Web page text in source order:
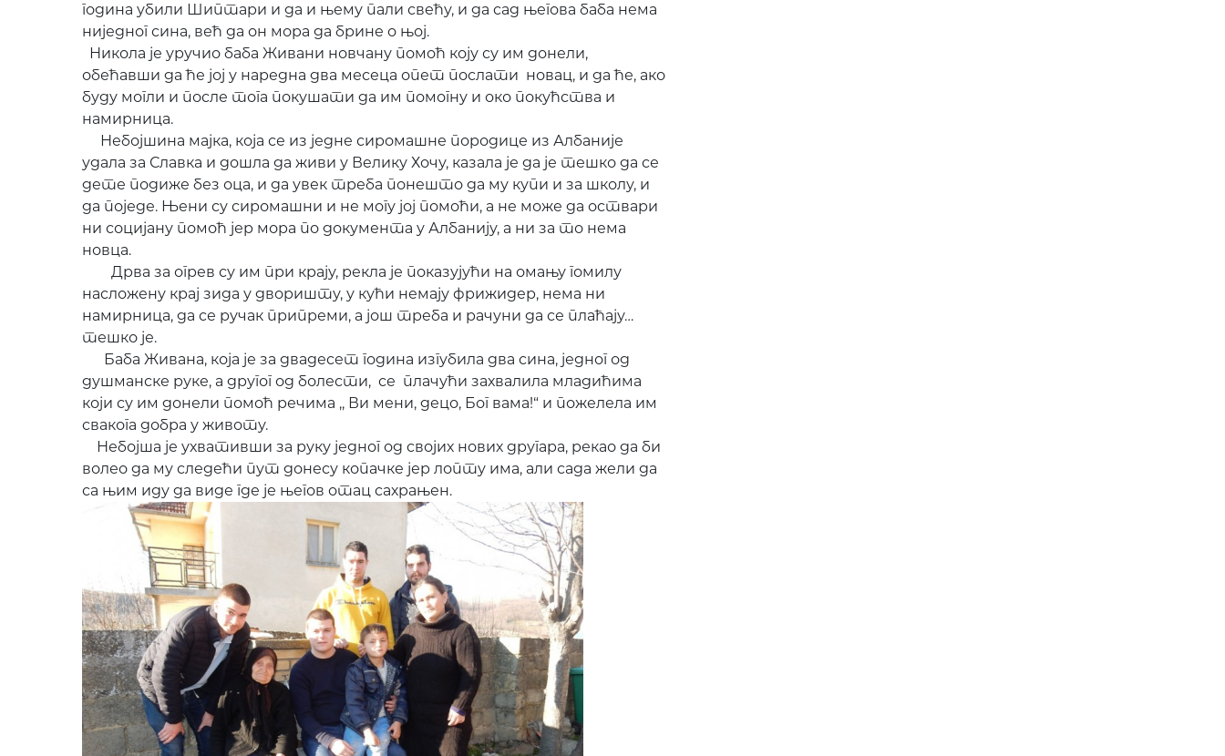
година убили Шиптари и да и њему пали свећу, и да сад његова баба нема
ниједног сина, већ да он мора да брине о њој.
Никола је уручио баба Живани новчану помоћ коју су им донели,
обећавши да ће јој у наредна два месеца опет послати новац, и да ће, ако
буду могли и после тога покушати да им помогну и око покућства и
намирница.
Небојшина мајка, која се из једне сиромашне породице из Албаније
удала за Славка и дошла да живи у Велику Хочу, казала је да је тешко да се
дете подиже без оца, и да увек треба понешто да му купи и за школу, и
да поједе. Њени су сиромашни и не могу јој помоћи, а не може да оствари
ни социјану помоћ јер мора по документа у Албанију, а ни за то нема
новца.
Дрва за огрев су им при крају, рекла је показујући на омању гомилу
насложену крај зида у дворишту, у кући немају фрижидер, нема ни
намирница, да се ручак припреми, а још треба и рачуни да се плаћају…
тешко је.
Баба Живана, која је за двадесет година изгубила два сина, једног од
душманске руке, а другог од болести, се плачући захвалила младићима
који су им донели помоћ речима ,, Ви мени, децо, Бог вама!“ и пожелела им
свакога добра у животу.
Небојша је ухвативши за руку једног од својих нових другара, рекао да би
волео да му следећи пут донесу копачке јер лопту има, али сада жели да
са њим иду да виде где је његов отац сахрањен.